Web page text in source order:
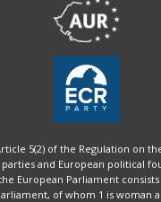
5(2) of the Regulation on
and European political
European Parliament
of whom 1 is woman